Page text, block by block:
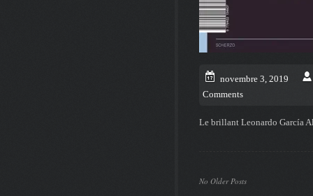
novembre 3, 2019
Comments
Le brillant Leonardo García
No Older Posts